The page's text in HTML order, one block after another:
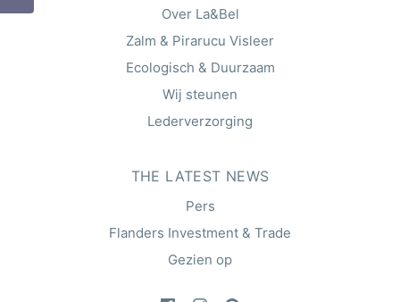
Over La&Bel
Zalm & Pirarucu Visleer
Ecologisch & Duurzaam
Wij steunen
Lederverzorging
THE LATEST NEWS
Pers
Flanders Investment & Trade
Gezien op